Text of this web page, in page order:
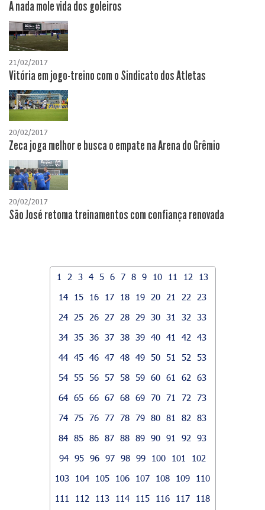
A nada mole vida dos goleiros
21/02/2017
Vitória em jogo-treino com o Sindicato dos Atletas
20/02/2017
Zeca joga melhor e busca o empate na Arena do Grêmio
20/02/2017
São José retoma treinamentos com confiança renovada
1 2 3 4 5 6 7 8 9 10 11 12
13
14
15 16 17 18 19 20 21 22
23
24
25 26 27 28 29 30 31 32
33
34 35 36 37 38 39 40 41 42
43
44 45 46 47 48 49 50 51 52
53
54 55 56 57 58 59 60 61 62
63
64 65 66 67 68 69 70 71 72
73
74 75 76 77 78 79 80 81 82
83
84 85 86 87 88 89 90 91 92
93
94 95 96 97 98 99 100 101
102
103
104 105 106 107 108 109
110
111
112 113 114 115 116 117
118